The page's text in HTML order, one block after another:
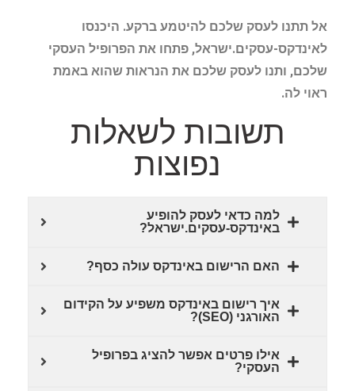
אל תתנו לעסק שלכם להיטמע ברקע. היכנסו
לאינדקס-עסקים.ישראל, פתחו את הפרופיל העסקי
שלכם, ותנו לעסק שלכם את הנראות שהוא באמת
ראוי לה.
תשובות לשאלות
נפוצות
למה כדאי לעסק להופיע
באינדקס-עסקים.ישראל?
האם הרישום באינדקס עולה כסף?
איך רישום באינדקס משפיע על הקידום
האורגני (SEO)?
אילו פרטים אפשר להציג בפרופיל
העסקי?